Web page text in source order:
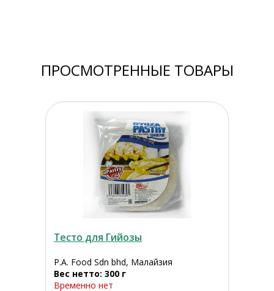
ПРОСМОТРЕННЫЕ ТОВАРЫ
Тесто для Гийозы
P.A. Food Sdn bhd, Малайзия
Вес нетто: 300 г
Временно нет